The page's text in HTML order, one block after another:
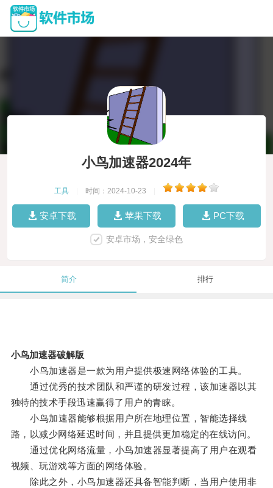
小鸟加速器2024年
工具 时间：2024-10-23
安卓下载 苹果下载 PC下载
安卓市场，安全绿色
简介 排行
小鸟加速器破解版
小鸟加速器是一款为用户提供极速网络体验的工具。
通过优秀的技术团队和严谨的研发过程，该加速器以其
独特的技术手段迅速赢得了用户的青睐。
小鸟加速器能够根据用户所在地理位置，智能选择线
路，以减少网络延迟时间，并且提供更加稳定的在线访问。
通过优化网络流量，小鸟加速器显著提高了用户在观看
视频、玩游戏等方面的网络体验。
除此之外，小鸟加速器还具备智能判断，当用户使用非